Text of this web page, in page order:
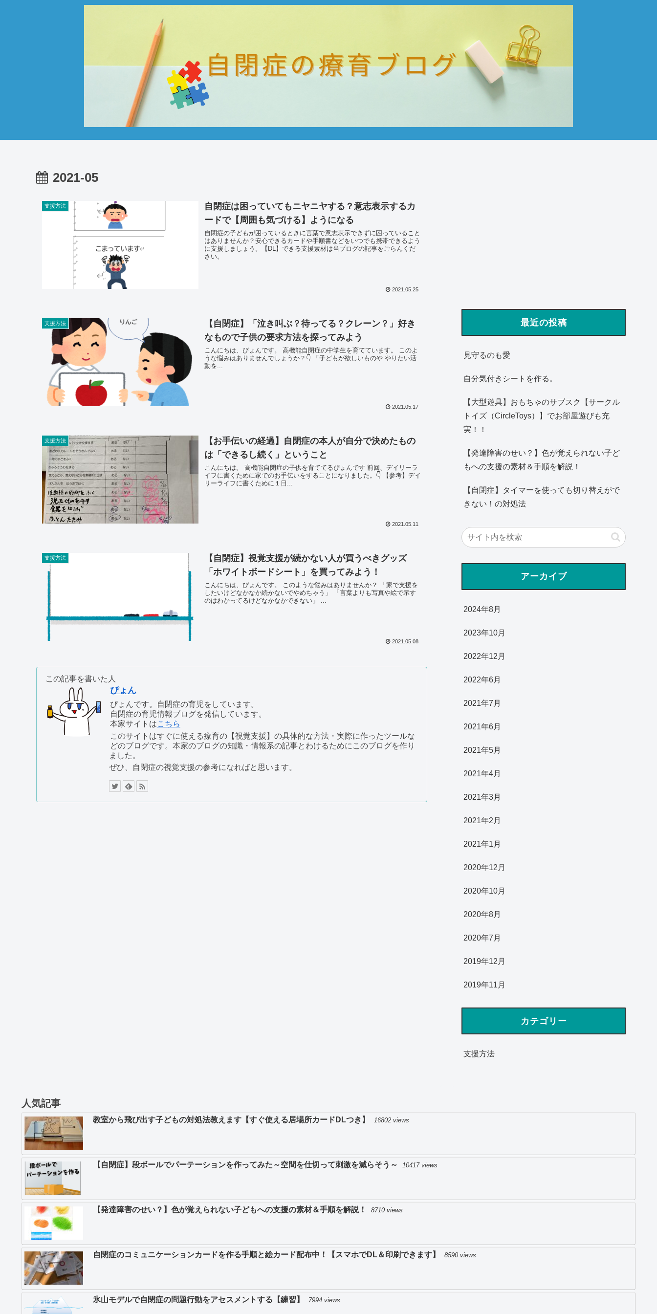
2021-05
支援方法
自閉症は困っていてもニヤニヤする？意志表示するカ
ードで【周囲も気づける】ようになる
自閉症の子どもが困っているときに言葉で意志表示できずに困っていること
はありませんか？安心できるカードや手順書などをいつでも携帯できるよう
に支援しましょう。【DL】できる支援素材は当ブログの記事をごらんくだ
さい。
2021.05.25
支援方法
【自閉症】「泣き叫ぶ？待ってる？クレーン？」好き
なもので子供の要求方法を探ってみよう
こんにちは、ぴょんです。 高機能自閉症の中学生を育てています。 このよ
うな悩みはありませんでしょうか？👇 「子どもが欲しいものや やりたい活
動を...
2021.05.17
支援方法
【お手伝いの経過】自閉症の本人が自分で決めたもの
は「できるし続く」ということ
こんにちは。 高機能自閉症の子供を育ててるぴょんです 前回、デイリーラ
イフに書くために家でのお手伝いをすることになりました。👇 【参考】デイ
リーライフに書くために１日...
2021.05.11
支援方法
【自閉症】視覚支援が続かない人が買うべきグッズ
「ホワイトボードシート」を買ってみよう！
こんにちは、ぴょんです。 このような悩みはありませんか？ 「家で支援を
したいけどなかなか続かないでやめちゃう」 「言葉よりも写真や絵で示す
のはわかってるけどなかなかできない」 ...
2021.05.08
この記事を書いた人
ぴょん
ぴょんです。自閉症の育児をしています。
自閉症の育児情報ブログを発信しています。
本家サイトはこちら
このサイトはすぐに使える療育の【視覚支援】の具体的な方法・実際に作ったツールな
どのブログです。本家のブログの知識・情報系の記事とわけるためにこのブログを作り
ました。
ぜひ、自閉症の視覚支援の参考になればと思います。
最近の投稿
見守るのも愛
自分気付きシートを作る。
【大型遊具】おもちゃのサブスク【サークル
トイズ（CircleToys）】でお部屋遊びも充
実！！
【発達障害のせい？】色が覚えられない子ど
もへの支援の素材＆手順を解説！
【自閉症】タイマーを使っても切り替えがで
きない！の対処法
アーカイブ
2024年8月
2023年10月
2022年12月
2022年6月
2021年7月
2021年6月
2021年5月
2021年4月
2021年3月
2021年2月
2021年1月
2020年12月
2020年10月
2020年8月
2020年7月
2019年12月
2019年11月
カテゴリー
支援方法
人気記事
教室から飛び出す子どもの対処法教えます【すぐ使える居場所カードDLつき】 16802 views
【自閉症】段ボールでパーテーションを作ってみた～空間を仕切って刺激を減らそう～ 10417 views
【発達障害のせい？】色が覚えられない子どもへの支援の素材＆手順を解説！ 8710 views
自閉症のコミュニケーションカードを作る手順と絵カード配布中！【スマホでDL＆印刷できます】 8590 views
氷山モデルで自閉症の問題行動をアセスメントする【練習】 7994 views